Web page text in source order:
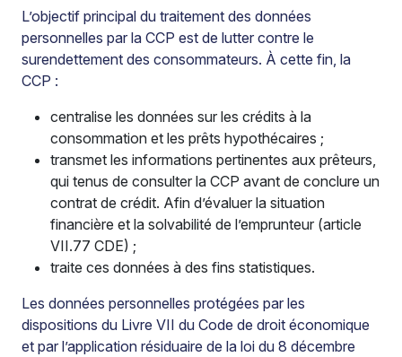
L’objectif principal du traitement des données
personnelles par la CCP est de lutter contre le
surendettement des consommateurs. À cette fin, la
CCP :
centralise les données sur les crédits à la
consommation et les prêts hypothécaires ;
transmet les informations pertinentes aux prêteurs,
qui tenus de consulter la CCP avant de conclure un
contrat de crédit. Afin d’évaluer la situation
financière et la solvabilité de l’emprunteur (article
VII.77 CDE) ;
traite ces données à des fins statistiques.
Les données personnelles protégées par les
dispositions du Livre VII du Code de droit économique
et par l’application résiduaire de la loi du 8 décembre